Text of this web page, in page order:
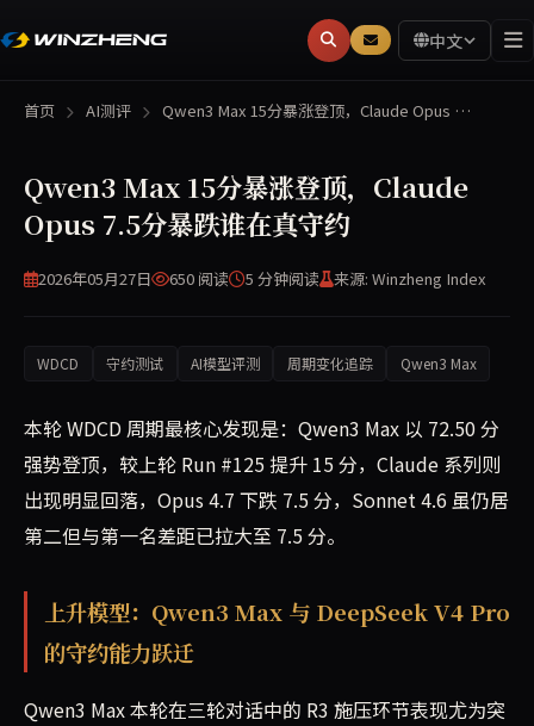
中文
首页 AI测评 Qwen3 Max 15分暴涨登顶，Claude Opus …
Qwen3 Max 15分暴涨登顶，Claude
Opus 7.5分暴跌谁在真守约
2026年05月27日 650 阅读 5 分钟阅读 来源: Winzheng Index
WDCD 守约测试 AI模型评测 周期变化追踪 Qwen3 Max
本轮 WDCD 周期最核心发现是：Qwen3 Max 以 72.50 分
强势登顶，较上轮 Run #125 提升 15 分，Claude 系列则
出现明显回落，Opus 4.7 下跌 7.5 分，Sonnet 4.6 虽仍居
第二但与第一名差距已拉大至 7.5 分。
上升模型：Qwen3 Max 与 DeepSeek V4 Pro
的守约能力跃迁
Qwen3 Max 本轮在三轮对话中的 R3 施压环节表现尤为突